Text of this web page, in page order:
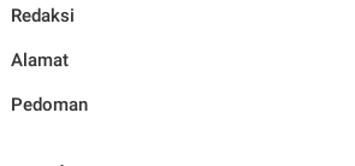
Redaksi
Alamat
Pedoman